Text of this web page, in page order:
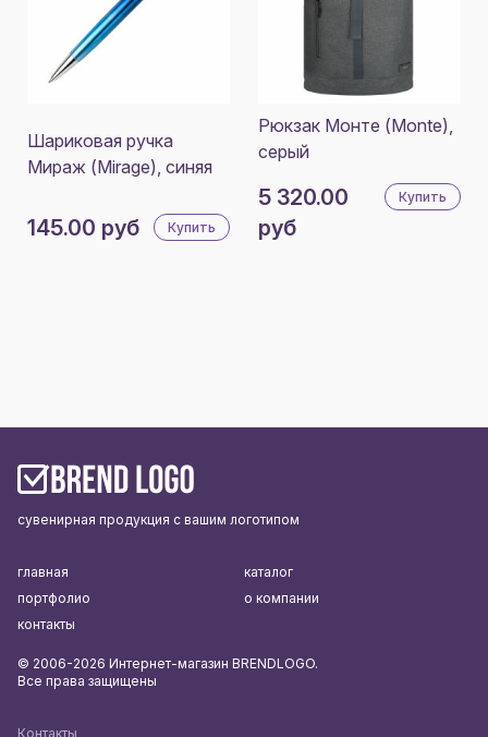
Шариковая ручка
Мираж (Mirage), синяя
145.00 руб Купить
Рюкзак Монте (Monte),
серый
5 320.00
руб
Купить
сувенирная продукция с вашим логотипом
Контакты
главная
каталог
портфолио
о компании
контакты
© 2006-2026 Интернет-магазин BRENDLOGO.
Все права защищены